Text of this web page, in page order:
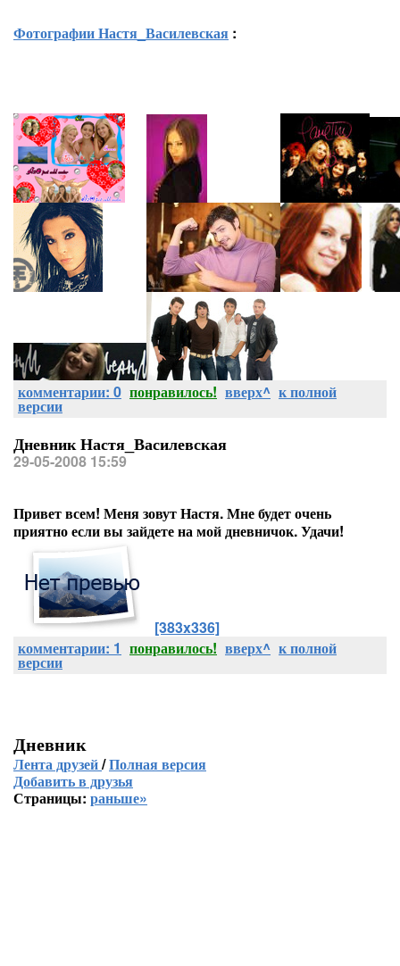
Фотографии Настя_Василевская :
комментарии: 0 понравилось! вверх^ к полной
версии
Дневник Настя_Василевская
29-05-2008 15:59
Привет всем! Меня зовут Настя. Мне будет очень
приятно если вы зайдете на мой дневничок. Удачи!
[383x336]
комментарии: 1 понравилось! вверх^ к полной
версии
Дневник
Лента друзей/Полная версия
Добавить в друзья
Страницы: раньше»